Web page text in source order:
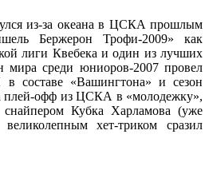
из-за океана в ЦСКА прошлым
Бержерон Трофи-2009» как
лиги Квебека и один из лучших
мира среди юниоров-2007 провел
составе «Вашингтона» и сезон
офф из ЦСКА в «молодежку»,
Кубка Харламова (уже
хет-триком сразил